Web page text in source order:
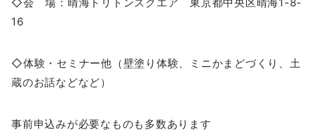
16
◇体験・セミナー他（壁塗り体験、ミニかまどづくり、土
蔵のお話などなど）
事前申込みが必要なものも多数あります